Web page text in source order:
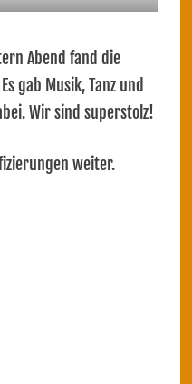
Abend fand die
gab Musik, Tanz und
Wir sind superstolz!
weiter.